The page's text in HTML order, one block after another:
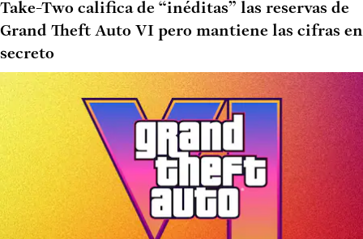
Take-Two califica de “inéditas” las reservas de
Grand Theft Auto VI pero mantiene las cifras en
secreto